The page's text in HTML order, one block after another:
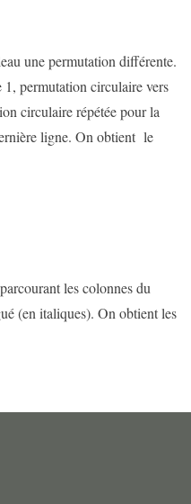
une permutation différente.
permutation circulaire vers
circulaire répétée pour la
ligne. On obtient le
les colonnes du
(en italiques). On obtient les